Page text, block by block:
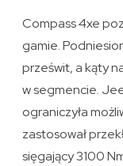
Compass 4xe
gamie.
prześwit, a kąty
w segmencie.
ograniczyła
zastosował
sięgający 3100